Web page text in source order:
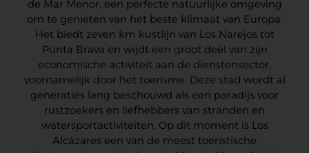
de Mar Menor, een perfecte natuurlijke omgeving
om te genieten van het beste klimaat van Europa.
Het biedt zeven km kustlijn van Los Narejos tot
Punta Brava en wijdt een groot deel van zijn
economische activiteit aan de dienstensector,
voornamelijk door het toerisme. Deze stad wordt al
generaties lang beschouwd als een paradijs voor
rustzoekers en liefhebbers van stranden en
watersportactiviteiten. Op dit moment is Los
Alcázares een van de meest toeristische